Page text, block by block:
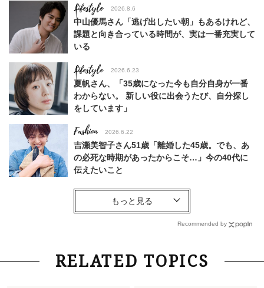
Lifestyle 2026.8.6
中山優馬さん「逃げ出したい朝」もあるけれど、
課題と向き合っている時間が、実は一番充実して
いる
Lifestyle 2026.6.23
夏帆さん、「35歳になった今も自分自身が一番
わからない。 新しい役に出会うたび、自分探し
をしています」
Fashion 2026.6.22
吉瀬美智子さん51歳「離婚した45歳。でも、あ
の必死な時期があったからこそ…」今の40代に
伝えたいこと
Fashion
【40代コンサバ派】白Tシャツは「パール×ゴー
Lifestyle 2026.7.29
「お若いですね」は褒め言葉？“若い＝美しい”と
Recommended by
RELATED TOPICS